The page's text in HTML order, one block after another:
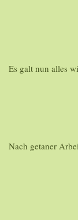
Es galt nun alles
Nach getaner